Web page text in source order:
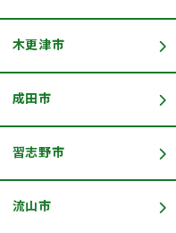
木更津市
成田市
習志野市
流山市